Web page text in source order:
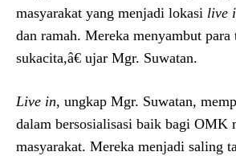
masyarakat yang menjadi lokasi live
dan ramah. Mereka menyambut para
sukacita,â€ ujar Mgr. Suwatan.
Live in, ungkap Mgr. Suwatan,
dalam bersosialisasi baik bagi OMK
masyarakat. Mereka menjadi saling